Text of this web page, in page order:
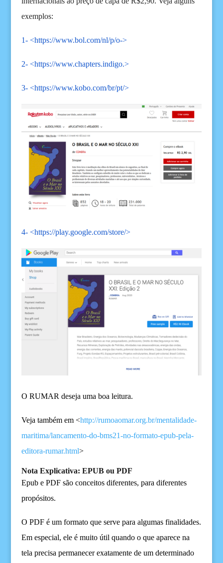
exemplos:
1- <https://www.bol.com/nl/p/o->
2- <https://www.chapters.indigo.>
3- <https://www.kobo.com/br/pt/>
4- <https://play.google.com/store/>
O RUMAR deseja uma boa leitura.
Veja também em <http://rumoaomar.org.br/mentalidade-
maritima/lancamento-do-bms21-no-formato-epub-pela-
editora-rumar.html>
Nota Explicativa: EPUB ou PDF
Epub e PDF são conceitos diferentes, para diferentes
propósitos.
O PDF é um formato que serve para algumas finalidades.
Em especial, ele é muito útil quando o que aparece na
tela precisa permanecerexatamente de um determinado